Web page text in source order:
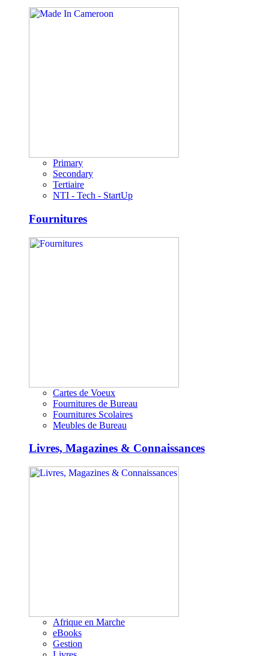
Primary
Secondary
Tertiaire
NTI - Tech - StartUp
Fournitures
Cartes de Voeux
Fournitures de Bureau
Fournitures Scolaires
Meubles de Bureau
Livres, Magazines & Connaissances
Afrique en Marche
eBooks
Gestion